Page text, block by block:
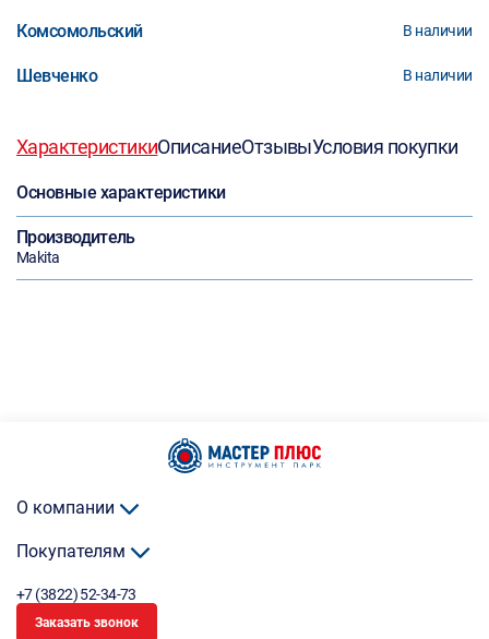
Комсомольский В наличии
Шевченко В наличии
ХарактеристикиОписаниеОтзывыУсловия покупки
Основные характеристики
Производитель
Makita
О компании
Покупателям
+7 (3822) 52-34-73
Заказать звонок